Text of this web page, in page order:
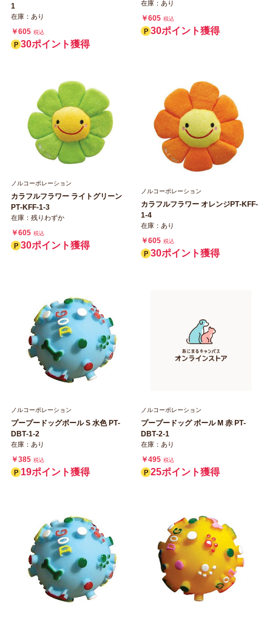
1
在庫：あり
￥605 税込
30ポイント獲得
在庫：あり
￥605 税込
30ポイント獲得
ノルコーポレーション
カラフルフラワー ライトグリーン
PT‐KFF‐1‐3
在庫：残りわずか
￥605 税込
30ポイント獲得
ノルコーポレーション
カラフルフラワー オレンジPT‐KFF‐
1‐4
在庫：あり
￥605 税込
30ポイント獲得
ノルコーポレーション
プープードッグボール S 水色 PT‐
DBT‐1‐2
在庫：あり
￥385 税込
19ポイント獲得
ノルコーポレーション
プープードッグ ボール M 赤 PT‐
DBT‐2‐1
在庫：あり
￥495 税込
25ポイント獲得